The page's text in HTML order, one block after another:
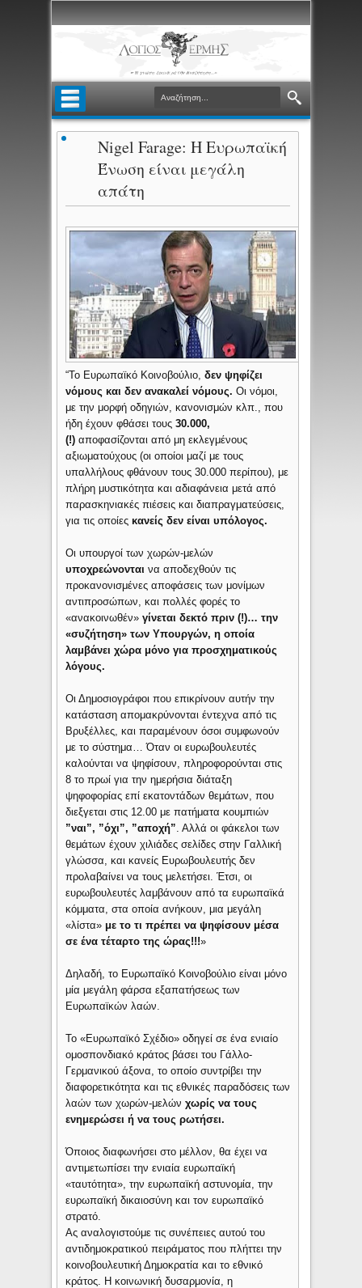
Nigel Farage: Η Ευρωπαϊκή
Ένωση είναι μεγάλη
απάτη
“Το Ευρωπαϊκό Κοινοβούλιο,δεν ψηφίζει
νόμους και δεν ανακαλεί νόμους. Οι νόμοι,
με την μορφή οδηγιών, κανονισμών κλπ., που
ήδη έχουν φθάσει τους30.000,
(!)αποφασίζονται από μη εκλεγμένους
αξιωματούχους (οι οποίοι μαζί με τους
υπαλλήλους φθάνουν τους 30.000 περίπου), με
πλήρη μυστικότητα και αδιαφάνεια μετά από
παρασκηνιακές πιέσεις και διαπραγματεύσεις,
για τις οποίες κανείς δεν είναι υπόλογος.
Οι υπουργοί των χωρών-μελών
υποχρεώνονται να αποδεχθούν τις
προκανονισμένες αποφάσεις των μονίμων
αντιπροσώπων, και πολλές φορές το
«ανακοινωθέν»γίνεται δεκτό πριν (!)… την
«συζήτηση» των Υπουργών, η οποία
λαμβάνει χώρα μόνο για προσχηματικούς
λόγους.
Οι Δημοσιογράφοι που επικρίνουν αυτήν την
κατάσταση απομακρύνονται έντεχνα από τις
Βρυξέλλες, και παραμένουν όσοι συμφωνούν
με το σύστημα… Όταν οι ευρωβουλευτές
καλούνται να ψηφίσουν, πληροφορούνται στις
8 το πρωί για την ημερήσια διάταξη
ψηφοφορίας επί εκατοντάδων θεμάτων, που
διεξγεται στις 12.00 με πατήματα κουμπιών
”ναι”, ”όχι”, ”αποχή” . Αλλά οι φάκελοι των
θεμάτων έχουν χιλιάδες σελίδες στην Γαλλική
γλώσσα, και κανείς Ευρωβουλευτής δεν
προλαβαίνει να τους μελετήσει. Έτσι, οι
ευρωβουλευτές λαμβάνουν από τα ευρωπαϊκά
κόμματα, στα οποία ανήκουν, μια μεγάλη
«λίστα» με το τι πρέπει να ψηφίσουν μέσα
σε ένα τέταρτο της ώρας!!!»
Δηλαδή, το Ευρωπαϊκό Κοινοβούλιο είναι μόνο
μία μεγάλη φάρσα εξαπατήσεως των
Ευρωπαϊκών λαών.
Το «Ευρωπαϊκό Σχέδιο» οδηγεί σε ένα ενιαίο
ομοσπονδιακό κράτος βάσει του Γάλλο-
Γερμανικού άξονα, το οποίο συντρίβει την
διαφορετικότητα και τις εθνικές παραδόσεις των
λαών των χωρών-μελώνχωρίς να τους
ενημερώσει ή να τους ρωτήσει.
Όποιος διαφωνήσει στο μέλλον, θα έχει να
αντιμετωπίσει την ενιαία ευρωπαϊκή
«ταυτότητα», την ευρωπαϊκή αστυνομία, την
ευρωπαϊκή δικαιοσύνη και τον ευρωπαϊκό
στρατό.
Ας αναλογιστούμε τις συνέπειες αυτού του
αντιδημοκρατικού πειράματος που πλήττει την
κοινοβουλευτική Δημοκρατία και το εθνικό
κράτος. Η κοινωνική δυσαρμονία, η